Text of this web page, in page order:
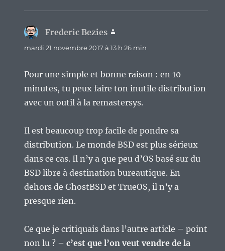
Frederic Bezies
mardi 21 novembre 2017 à 13 h 26 min
Pour une simple et bonne raison : en 10
minutes, tu peux faire ton inutile distribution
avec un outil à la remastersys.
Il est beaucoup trop facile de pondre sa
distribution. Le monde BSD est plus sérieux
dans ce cas. Il n’y a que peu d’OS basé sur du
BSD libre à destination bureautique. En
dehors de GhostBSD et TrueOS, il n’y a
presque rien.
Ce que je critiquais dans l’autre article – point
non lu ? –c’est que l’on veut vendre de la